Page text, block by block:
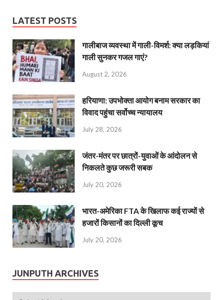
LATEST POSTS
गालीबाज व्‍यवस्‍था में गाली-विमर्श: क्या लड़कियां
गाली सुनकर गजल गाएं?
August 2, 2026
हरियाणा: उपभोक्ता आयोग बनाम सरकार का
विवाद पहुंचा सर्वोच्च न्यायालय
July 28, 2026
जंतर-मंतर पर छात्रों-युवाओं के आंदोलन से
निकलते कुछ जरूरी सबक
July 20, 2026
भारत-अमेरिका FTA के खिलाफ कई राज्यों से
हजारों किसानों का दिल्ली कूच
July 20, 2026
JUNPUTH ARCHIVES